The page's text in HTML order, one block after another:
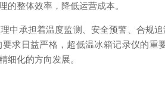
的整体效率，降低运营成本。
承担着温度监测、安全预警、合规
求日益严格，超低温冰箱记录仪的
细化的方向发展。